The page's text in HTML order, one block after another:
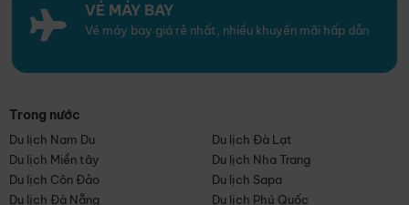
VÉ MÁY BAY
Vé máy bay giá rẻ nhất, nhiều khuyến mãi hấp dẫn
Trong nước
Du lịch Nam Du
Du lịch Đà Lạt
Du lịch Miền tây
Du lịch Nha Trang
Du lịch Côn Đảo
Du lịch Sapa
Du lịch Đà Nẵng
Du lịch Phú Quốc